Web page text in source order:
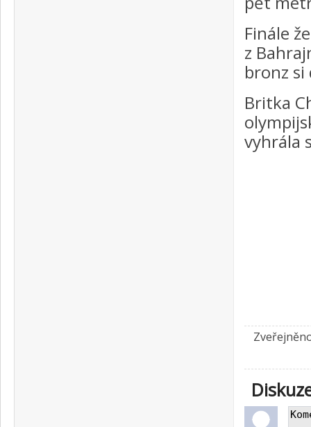
Finále
z
bronz
Britka
vyhrála